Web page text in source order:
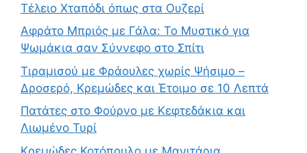
Τέλειο Χταπόδι όπως στα Ουζερί
Αφράτο Μπριός με Γάλα: Το Μυστικό για
Ψωμάκια σαν Σύννεφο στο Σπίτι
Τιραμισού με Φράουλες χωρίς Ψήσιμο –
Δροσερό, Κρεμώδες και Έτοιμο σε 10 Λεπτά
Πατάτες στο Φούρνο με Κεφτεδάκια και
Λιωμένο Τυρί